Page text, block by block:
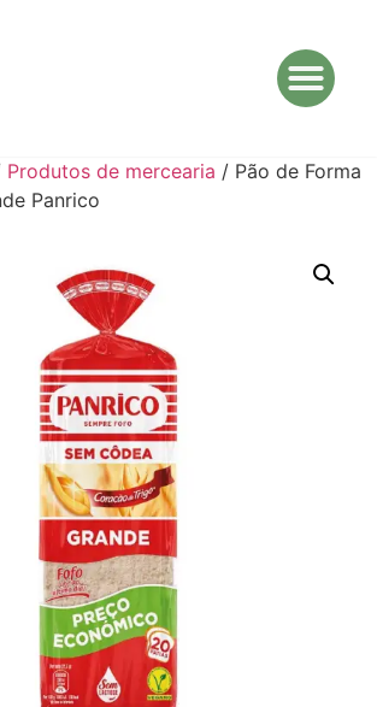
Produtos de mercearia / Pão de Forma
Panrico